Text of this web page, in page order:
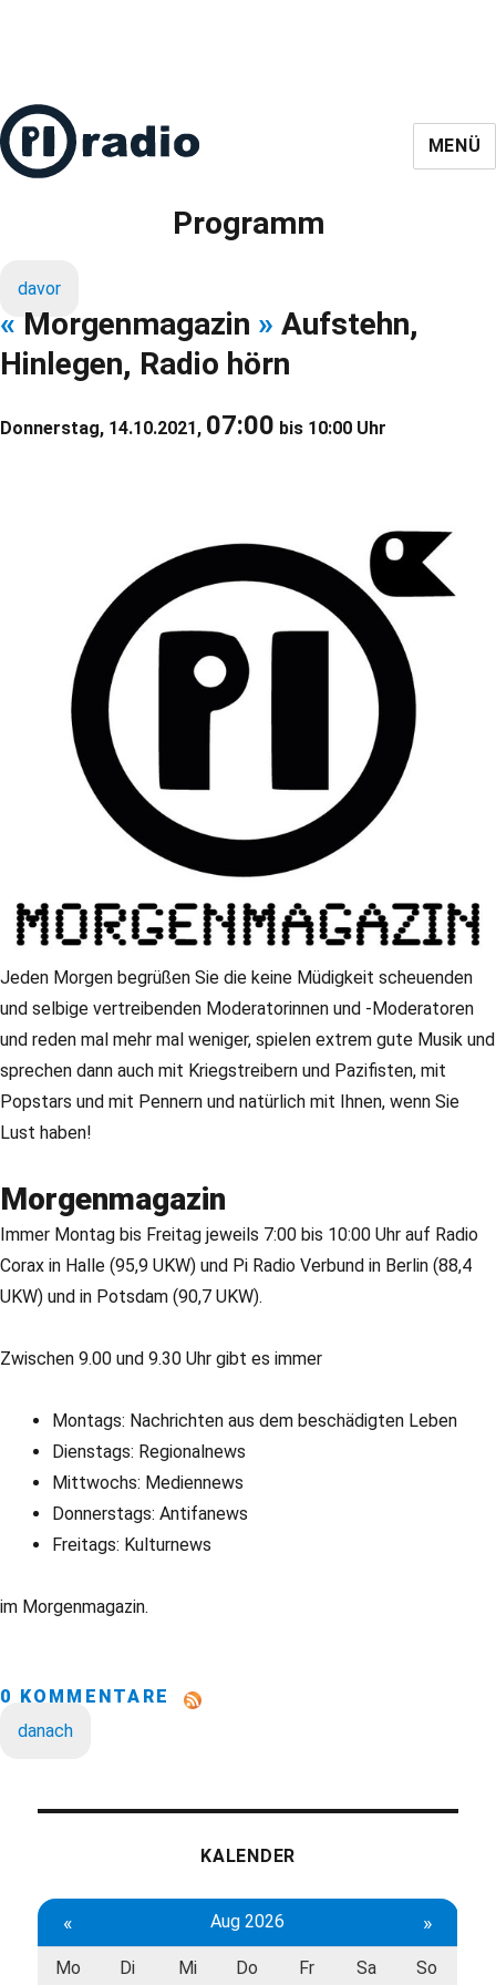
MENÜ
Programm
davor
« Morgenmagazin » Aufstehn,
Hinlegen, Radio hörn
Donnerstag, 14.10.2021, 07:00 bis 10:00 Uhr
Jeden Morgen begrüßen Sie die keine Müdigkeit scheuenden
und selbige vertreibenden Moderatorinnen und -Moderatoren
und reden mal mehr mal weniger, spielen extrem gute Musik und
sprechen dann auch mit Kriegstreibern und Pazifisten, mit
Popstars und mit Pennern und natürlich mit Ihnen, wenn Sie
Lust haben!
Morgenmagazin
Immer Montag bis Freitag jeweils 7:00 bis 10:00 Uhr auf Radio
Corax in Halle (95,9 UKW) und Pi Radio Verbund in Berlin (88,4
UKW) und in Potsdam (90,7 UKW).
Zwischen 9.00 und 9.30 Uhr gibt es immer
Montags: Nachrichten aus dem beschädigten Leben
Dienstags: Regionalnews
Mittwochs: Mediennews
Donnerstags: Antifanews
Freitags: Kulturnews
im Morgenmagazin.
0 KOMMENTARE
danach
KALENDER
« Aug 2026 »
Mo Di Mi Do Fr Sa So